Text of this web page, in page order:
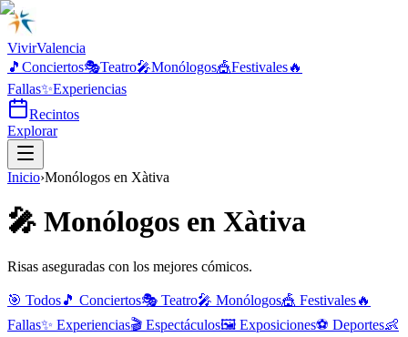
VivirValencia
🎵 Conciertos🎭Teatro🎤Monólogos🎪Festivales🔥
Fallas✨Experiencias
Recintos
Explorar
Inicio›Monólogos en Xàtiva
🎤 Monólogos en Xàtiva
Risas aseguradas con los mejores cómicos.
🎯 Todos🎵 Conciertos🎭 Teatro🎤 Monólogos🎪 Festivales🔥
Fallas✨ Experiencias🎬 Espectáculos🖼️ Exposiciones⚽ Deportes👶